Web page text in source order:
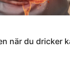
när du dricker